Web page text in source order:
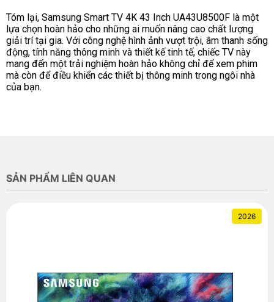
Tóm lại, Samsung Smart TV 4K 43 Inch UA43U8500F là một
lựa chọn hoàn hảo cho những ai muốn nâng cao chất lượng
giải trí tại gia. Với công nghệ hình ảnh vượt trội, âm thanh sống
động, tính năng thông minh và thiết kế tinh tế, chiếc TV này
mang đến một trải nghiệm hoàn hảo không chỉ để xem phim
mà còn để điều khiển các thiết bị thông minh trong ngôi nhà
của bạn.
SẢN PHẨM LIÊN QUAN
2026